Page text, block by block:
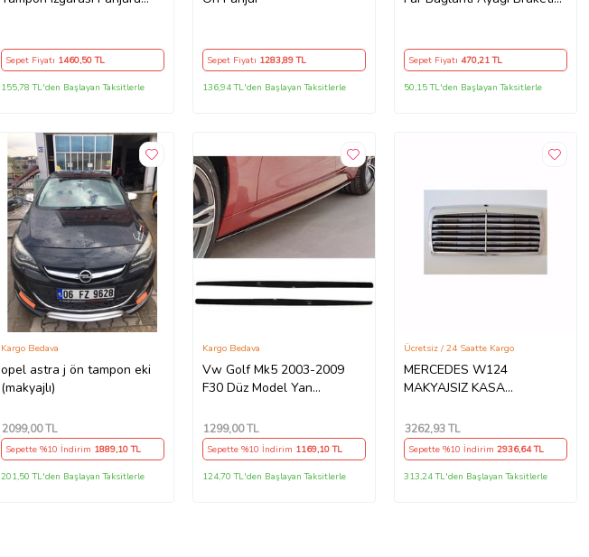
Sepet Fiyatı 1460,50 TL
155,78 TL'den Başlayan Taksitlerle
Sepet Fiyatı 1283,89 TL
136,94 TL'den Başlayan Taksitlerle
Sepet Fiyatı 470,21 TL
50,15 TL'den Başlayan Taksitlerle
opel astra j ön tampon eki
(makyajlı)
Kargo Bedava
2099,00 TL
Sepette %10 İndirim 1889,10 TL
201,50 TL'den Başlayan Taksitlerle
Vw Golf Mk5 2003-2009
F30 Düz Model Yan
Black
Kargo Bedava
1299,00 TL
Sepette %10 İndirim 1169,10 TL
124,70 TL'den Başlayan Taksitlerle
MERCEDES W124
MAKYAJSIZ KASA
PANJUR 1985-1993
Ücretsiz / 24 Saatte Kargo
3262,93 TL
Sepette %10 İndirim2936,64 TL
313,24 TL'den Başlayan Taksitlerle